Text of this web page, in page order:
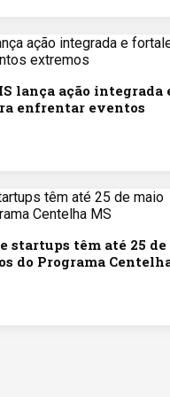
lança ação integrada
enfrentar eventos
startups têm até 25 de
do Programa